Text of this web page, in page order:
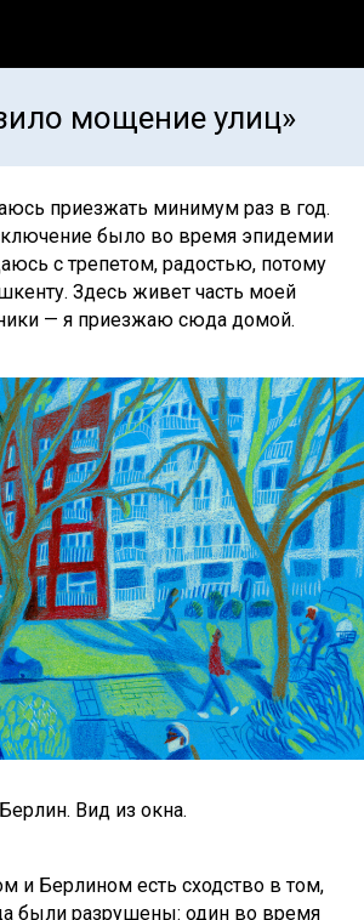
мощение улиц»
приезжать минимум раз в год.
было во время эпидемии
с трепетом, радостью, потому
Здесь живет часть моей
— я приезжаю сюда домой.
Берлин. Вид из окна.
и Берлином есть сходство в том,
были разрушены: один во время